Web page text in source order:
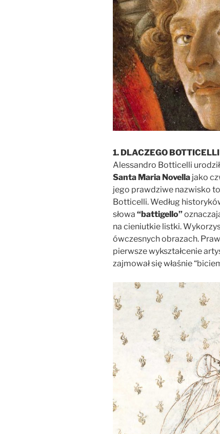
1. DLACZEGO
Alessandro Botticelli
Santa Maria Novella jako
jego prawdziwe nazwisko
Botticelli. Według
słowa “battigello”
na cieniutkie listki.
ówczesnych obrazach.
pierwsze wykształcenie
zajmował się właśnie